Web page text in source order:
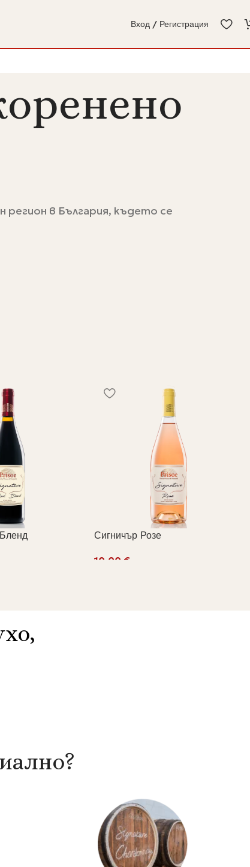
Вход / Регистрация
регион в България, където се
Сигничър Розе
€
?